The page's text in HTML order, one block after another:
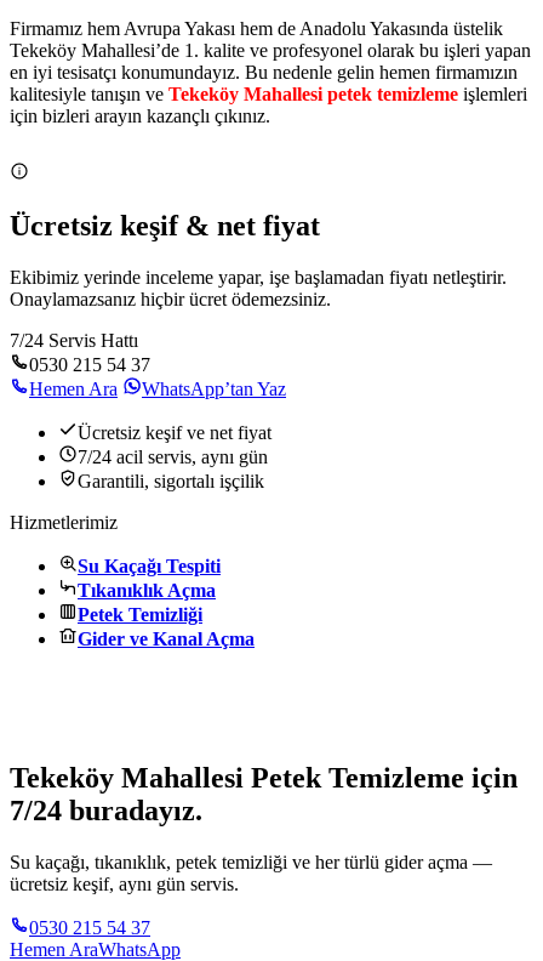
Firmamız hem Avrupa Yakası hem de Anadolu Yakasında üstelik
Tekeköy Mahallesi’de 1. kalite ve profesyonel olarak bu işleri yapan
en iyi tesisatçı konumundayız. Bu nedenle gelin hemen firmamızın
kalitesiyle tanışın ve Tekeköy Mahallesi petek temizleme işlemleri
için bizleri arayın kazançlı çıkınız.
Ücretsiz keşif & net fiyat
Ekibimiz yerinde inceleme yapar, işe başlamadan fiyatı netleştirir.
Onaylamazsanız hiçbir ücret ödemezsiniz.
7/24 Servis Hattı
0530 215 54 37
Hemen Ara
WhatsApp’tan Yaz
Ücretsiz keşif ve net fiyat
7/24 acil servis, aynı gün
Garantili, sigortalı işçilik
Hizmetlerimiz
Su Kaçağı Tespiti
Tıkanıklık Açma
Petek Temizliği
Gider ve Kanal Açma
Tekeköy Mahallesi Petek Temizleme için
7/24 buradayız.
Su kaçağı, tıkanıklık, petek temizliği ve her türlü gider açma —
ücretsiz keşif, aynı gün servis.
0530 215 54 37
Hemen AraWhatsApp